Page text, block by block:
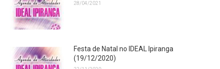
28/04/2021
Festa de Natal no IDEAL Ipiranga
(19/12/2020)